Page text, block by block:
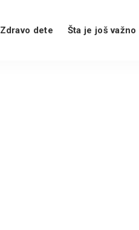
Zdravo dete Šta je još važno